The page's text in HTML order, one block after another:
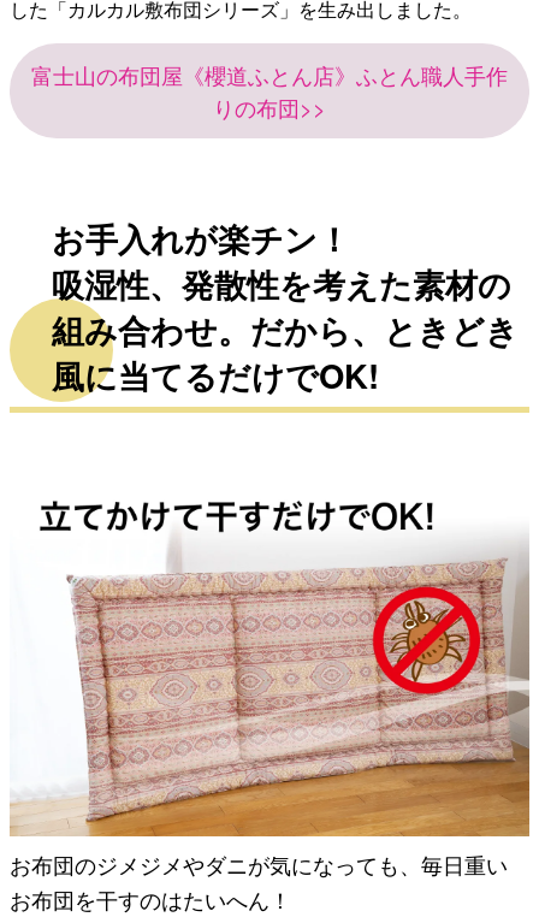
した「カルカル敷布団シリーズ」を生み出しました。
富士山の布団屋《櫻道ふとん店》ふとん職人手作
りの布団>>
お手入れが楽チン！
吸湿性、発散性を考えた素材の
組み合わせ。だから、ときどき
風に当てるだけでOK!
お布団のジメジメやダニが気になっても、毎日重い
お布団を干すのはたいへん！